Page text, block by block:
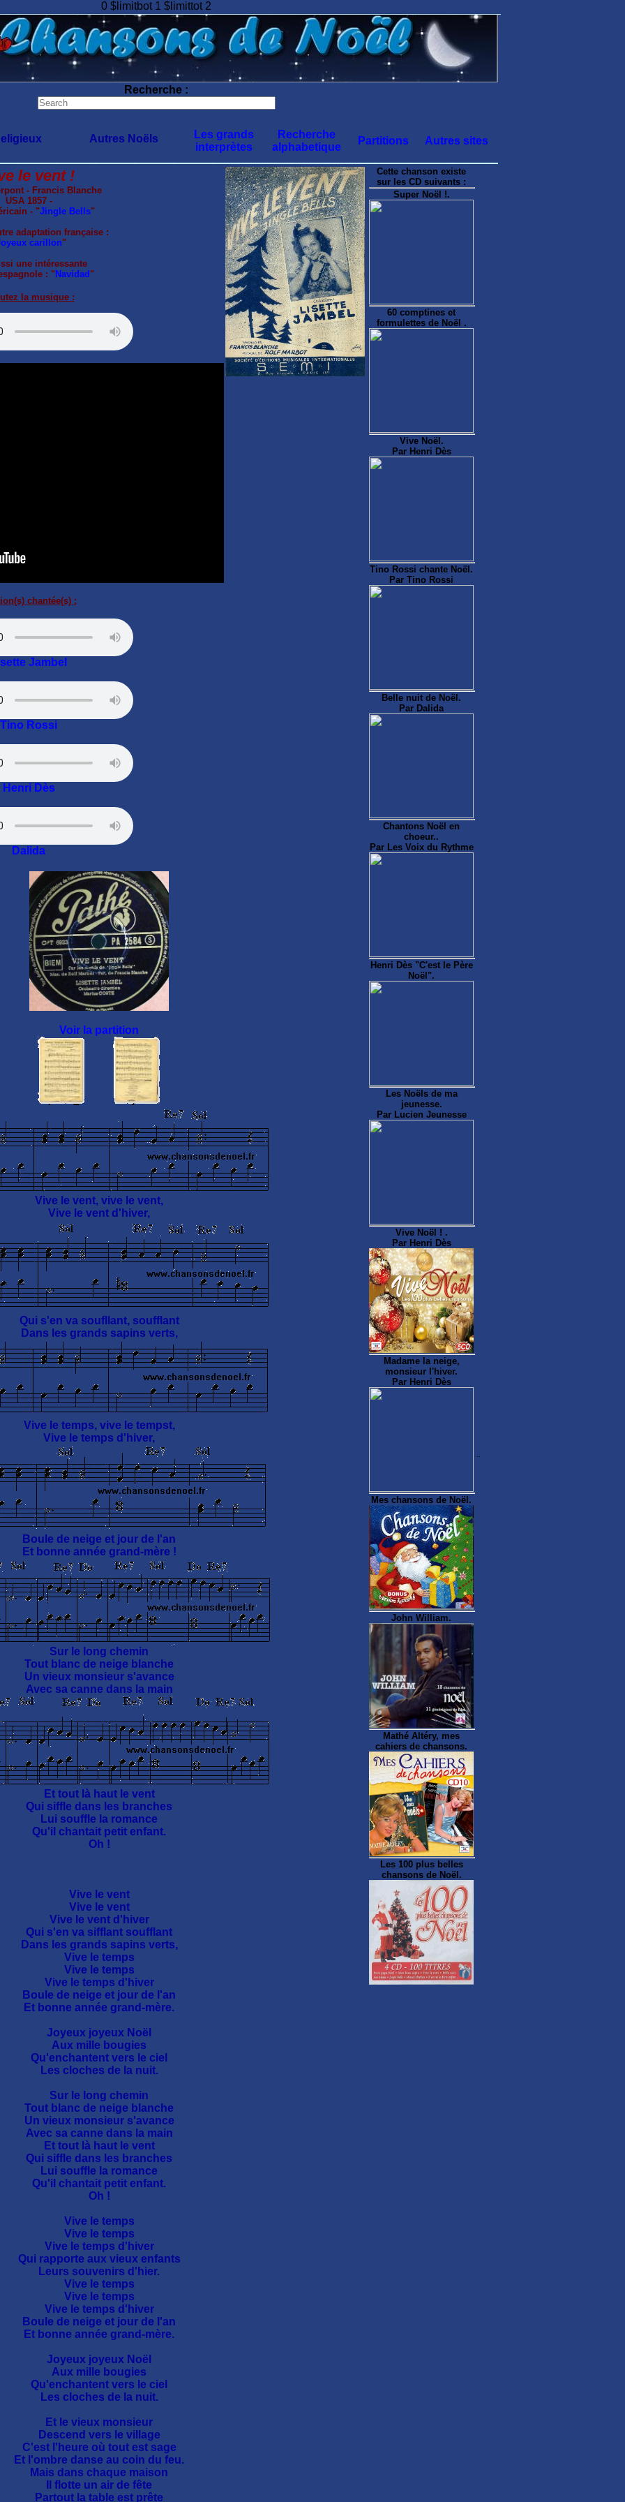
0 $limitbot 1 $limittot 2
Recherche :
Autres Noëls
Les grands
interprètes
Recherche
alphabetique
Partitions Autres sites
le vent !
- Francis Blanche
USA 1857 -
- "Jingle Bells"
adaptation française :
carillon"
une intéressante
: "Navidad "
la musique :
chantée(s) :
Jambel
Tino Rossi
Henri Dès
Dalida
Voir la partition
Vive le vent, vive le vent,
Vive le vent d'hiver,
Qui s'en va soufllant, soufflant
Dans les grands sapins verts,
Vive le temps, vive le tempst,
Vive le temps d'hiver,
Boule de neige et jour de l'an
Et bonne année grand-mère !
Sur le long chemin
Tout blanc de neige blanche
Un vieux monsieur s'avance
Avec sa canne dans la main
Et tout là haut le vent
Qui siffle dans les branches
Lui souffle la romance
Qu'il chantait petit enfant.
Oh !
Vive le vent
Vive le vent
Vive le vent d'hiver
Qui s'en va sifflant soufflant
Dans les grands sapins verts,
Vive le temps
Vive le temps
Vive le temps d'hiver
Boule de neige et jour de l'an
Et bonne année grand-mère.
Joyeux joyeux Noël
Aux mille bougies
Qu'enchantent vers le ciel
Les cloches de la nuit.
Sur le long chemin
Tout blanc de neige blanche
Un vieux monsieur s'avance
Avec sa canne dans la main
Et tout là haut le vent
Qui siffle dans les branches
Lui souffle la romance
Qu'il chantait petit enfant.
Oh !
Vive le temps
Vive le temps
Vive le temps d'hiver
Qui rapporte aux vieux enfants
Leurs souvenirs d'hier.
Vive le temps
Vive le temps
Vive le temps d'hiver
Boule de neige et jour de l'an
Et bonne année grand-mère.
Joyeux joyeux Noël
Aux mille bougies
Qu'enchantent vers le ciel
Les cloches de la nuit.
Et le vieux monsieur
Descend vers le village
C'est l'heure où tout est sage
Et l'ombre danse au coin du feu.
Mais dans chaque maison
Il flotte un air de fête
Partout la table est prête
Cette chanson existe
sur les CD suivants :
Super Noël !.
60 comptines et
formulettes de Noël .
Vive Noël.
Par Henri Dès
Tino Rossi chante Noël.
Par Tino Rossi
Belle nuit de Noël.
Par Dalida
Chantons Noël en
choeur..
Par Les Voix du Rythme
Henri Dès "C'est le Père
Noël".
Les Noëls de ma
jeunesse.
Par Lucien Jeunesse
Vive Noël ! .
Par Henri Dès
Madame la neige,
monsieur l'hiver.
Par Henri Dès
Mes chansons de Noël.
John William.
Mathé Altéry, mes
cahiers de chansons.
Les 100 plus belles
chansons de Noël.